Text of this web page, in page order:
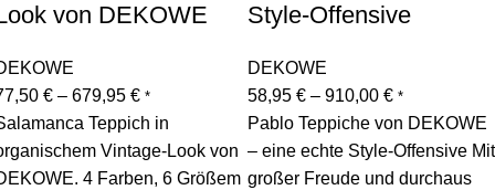
von DEKOWE
€ – 679,95 € *
Teppich in
Vintage-Look von
4 Farben, 6 Größem
Style-Offensive
DEKOWE
58,95 € – 910,00 € *
Pablo Teppiche von DEKOWE
– eine echte Style-Offensive Mit
großer Freude und durchaus